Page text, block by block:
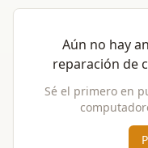
Aún no hay
reparación de
Sé el primero en